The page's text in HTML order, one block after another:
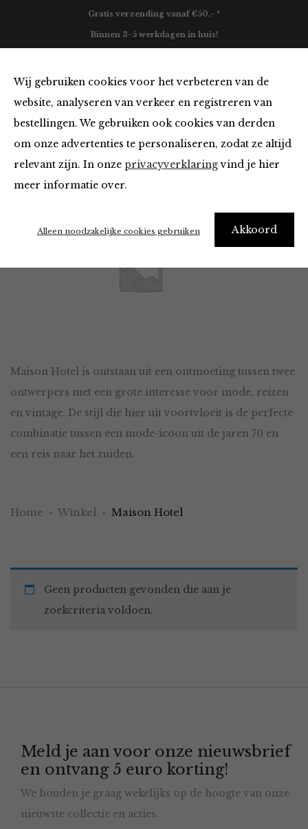
Wij gebruiken cookies voor het verbeteren van de
website, analyseren van verkeer en registreren van
bestellingen. We gebruiken ook cookies van derden
om onze advertenties te personaliseren, zodat ze altijd
relevant zijn. In onze privacyverklaringvind je hier
meer informatie over.
Akkoord
Alleen noodzakelijke cookies gebruiken
Gratis verzending vanaf €50,- *
Binnen 3-5 werkdagen in huis!
Maison Hotel
Maison Hotel is ontstaan uit een ontmoeting tussen twee
ontwerpers met een grote interesse voor mode, reizen
en vintage. De stijl die hier uit voortvloeit is de perfecte
combinatie tussen een mode-icoon uit de jaren 70 en
een reis naar het zuiden.
Home Winkel Maison Hotel
Geen producten gevonden die aan je
zoekcriteria voldoen.
Meld je aan voor onze nieuwsbrief
en ontvang 5 euro korting!
We houden je graag wekelijks op de hoogte van onze
nieuwste collectie en acties.